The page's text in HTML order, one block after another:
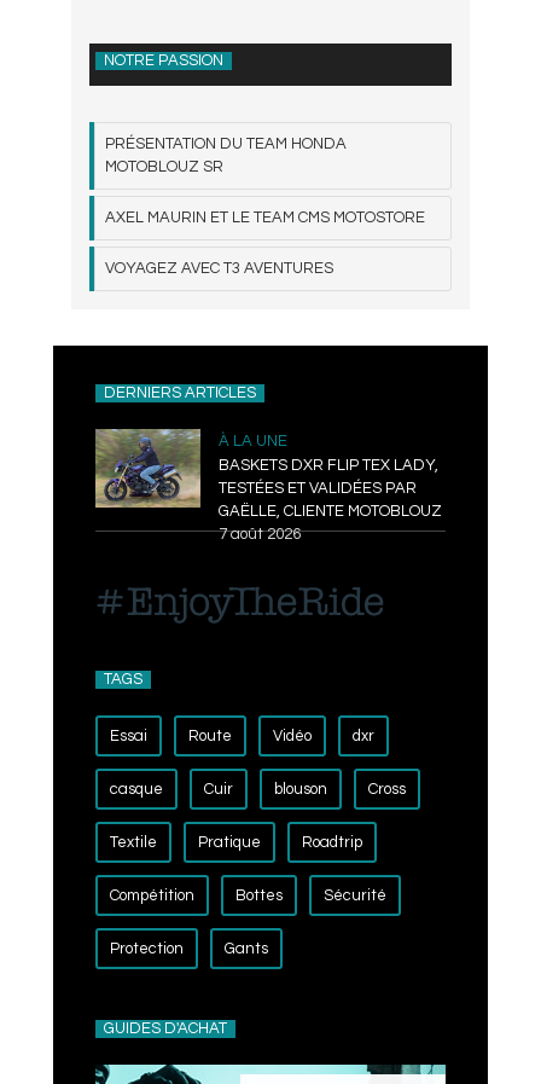
NOTRE PASSION
PRÉSENTATION DU TEAM HONDA
MOTOBLOUZ SR
AXEL MAURIN ET LE TEAM CMS MOTOSTORE
VOYAGEZ AVEC T3 AVENTURES
DERNIERS ARTICLES
À LA UNE
BASKETS DXR FLIP TEX LADY,
TESTÉES ET VALIDÉES PAR
GAËLLE, CLIENTE MOTOBLOUZ
7 août 2026
TAGS
Essai Route Vidéo dxr
casque Cuir blouson Cross
Textile Pratique Roadtrip
Compétition Bottes Sécurité
Protection Gants
GUIDES D'ACHAT